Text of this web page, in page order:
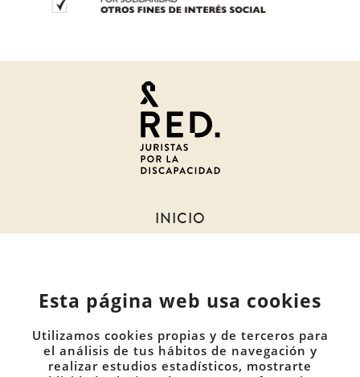
discapacidad
INICIO
SOBRE NOSOTROS
MIEMBROS
DOCUMENTOS
COMUNIDADES
Esta página web usa cookies
Utilizamos cookies propias y de terceros para
el análisis de tus hábitos de navegación y
realizar estudios estadísticos, mostrarte